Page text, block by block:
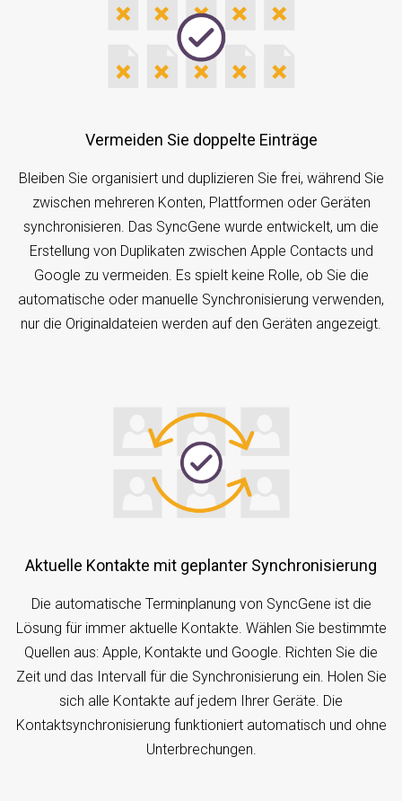
Vermeiden Sie doppelte Einträge
Bleiben Sie organisiert und duplizieren Sie frei, während Sie
zwischen mehreren Konten, Plattformen oder Geräten
synchronisieren. Das SyncGene wurde entwickelt, um die
Erstellung von Duplikaten zwischen Apple Contacts und
Google zu vermeiden. Es spielt keine Rolle, ob Sie die
automatische oder manuelle Synchronisierung verwenden,
nur die Originaldateien werden auf den Geräten angezeigt.
Aktuelle Kontakte mit geplanter Synchronisierung
Die automatische Terminplanung von SyncGene ist die
Lösung für immer aktuelle Kontakte. Wählen Sie bestimmte
Quellen aus: Apple, Kontakte und Google. Richten Sie die
Zeit und das Intervall für die Synchronisierung ein. Holen Sie
sich alle Kontakte auf jedem Ihrer Geräte. Die
Kontaktsynchronisierung funktioniert automatisch und ohne
Unterbrechungen.